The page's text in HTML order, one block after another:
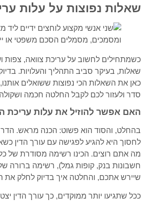
שאלות נפוצות על עלות
כשמתחילים לחשוב על עריכת צוואה, צפות
שאלות, בעיקר סביב התהליך והעלויות.
כאן את השאלות הכי נפוצות ששואלים
סדר ולעזור לכם לקבל החלטה חכמה
האם אפשר להוזיל את עלות עריכת
בהחלט, והסוד הוא פשוט: הכנה מראש.
לחסוך היא להגיע לפגישה עם עורך הדין
מה אתם רוצים. הכינו רשימה מסודרת של
חשבונות בנק, קופות גמל), רשימה ברורה
שיירש אתכם, והחלטה איך בדיוק לחלק את
ככל שתגיעו יותר ממוקדים, כך עורך הדין